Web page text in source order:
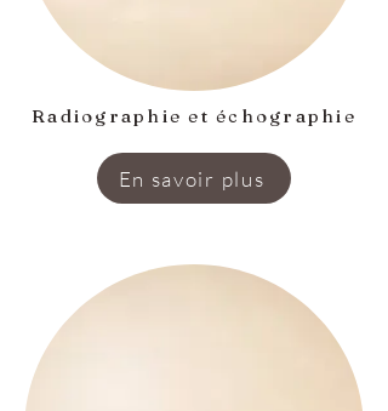
Radiographie et échographie
En savoir plus